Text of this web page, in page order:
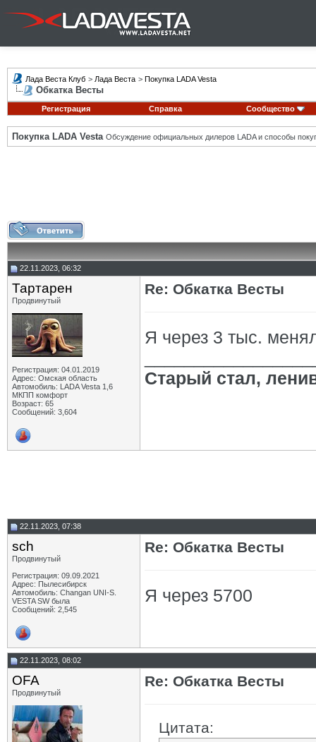
Лада Веста Клуб > Лада Веста > Покупка LADA Vesta
Обкатка Весты
Регистрация Справка Сообщество
Покупка LADA Vesta Обсуждение официальных дилеров LADA и способы
22.11.2023, 06:32
Тартарен
Продвинутый
Регистрация: 04.01.2019
Адрес: Омская область
Автомобиль: LADA Vesta 1,6
МКПП комфорт
Возраст: 65
Сообщений: 3,604
Re: Обкатка Весты
Я через 3 тыс.
Старый стал,
22.11.2023, 07:38
sch
Продвинутый
Регистрация: 09.09.2021
Адрес: Пылесибирск
Автомобиль: Changan UNI-S.
VESTA SW была
Сообщений: 2,545
Re: Обкатка Весты
Я через 5700
22.11.2023, 08:02
OFA
Продвинутый
Re: Обкатка Весты
Цитата: